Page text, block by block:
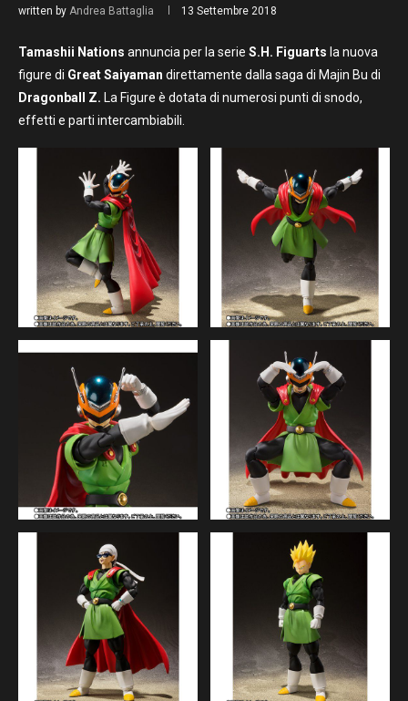
written by Andrea Battaglia 13 Settembre 2018
Tamashii Nations annuncia per la serie S.H. Figuarts la nuova
figure di Great Saiyaman direttamente dalla saga di Majin Bu di
Dragonball Z. La Figure è dotata di numerosi punti di snodo,
effetti e parti intercambiabili.